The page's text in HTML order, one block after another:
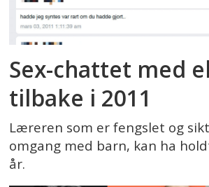
Sex-chattet med
tilbake i 2011
Læreren som er fengslet og
omgang med barn, kan ha
år.